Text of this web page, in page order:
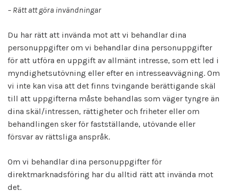
– Rätt att göra invändningar
Du har rätt att invända mot att vi behandlar dina
personuppgifter om vi behandlar dina personuppgifter
för att utföra en uppgift av allmänt intresse, som ett led i
myndighetsutövning eller efter en intresseavvägning. Om
vi inte kan visa att det finns tvingande berättigande skäl
till att uppgifterna måste behandlas som väger tyngre än
dina skäl/intressen, rättigheter och friheter eller om
behandlingen sker för fastställande, utövande eller
försvar av rättsliga anspråk.
Om vi behandlar dina personuppgifter för
direktmarknadsföring har du alltid rätt att invända mot
det.